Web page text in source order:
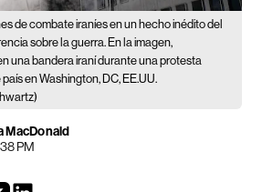
de combate iraníes en un hecho inédito del
sobre la guerra. En la imagen,
una bandera iraní durante una protesta
en Washington, DC, EE.UU.
MacDonald
PM